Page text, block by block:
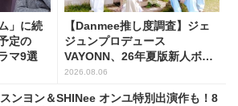
」に続
定の
マ9選
【Danmee推し度調査】ジェ
ジュンプロデュース
VAYONN、26年夏版新人ボー
イズグループ人気No.1に
2026.08.06
ンヨン＆SHINee オンユ特別出演作も！8